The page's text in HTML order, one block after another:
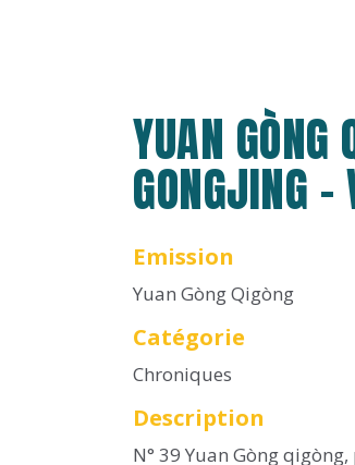
YUAN
GONGJING -
Emission
Yuan Gòng Qigòng
Catégorie
Chroniques
Description
N° 39 Yuan Gòng